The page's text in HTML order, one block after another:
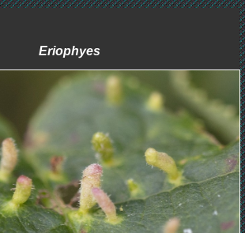
Eriophyes